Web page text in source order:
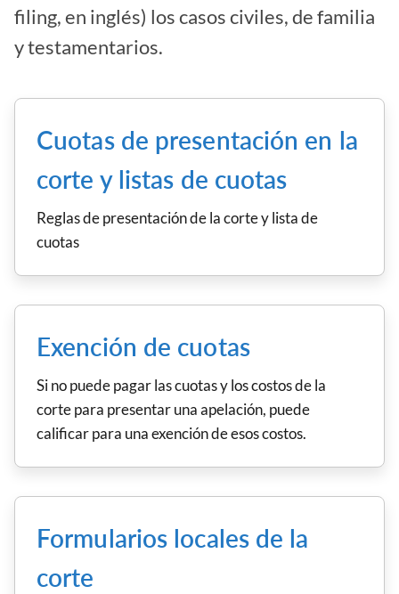
filing, en inglés) los casos civiles, de familia
y testamentarios.
Cuotas de presentación en la
corte y listas de cuotas
Reglas de presentación de la corte y lista de
cuotas
Exención de cuotas
Si no puede pagar las cuotas y los costos de la
corte para presentar una apelación, puede
calificar para una exención de esos costos.
Formularios locales de la
corte